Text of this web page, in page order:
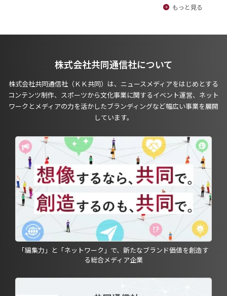
もっと見る
株式会社共同通信社について
株式会社共同通信社（ＫＫ共同）は、ニュースメディアをはじめとする
コンテンツ制作、スポーツから文化事業に関するイベント運営、ネット
ワークとメディアの力を活かしたブランディングなど幅広い事業を展開
しています。
「編集力」と「ネットワーク」で、新たなブランド価値を創造す
る総合メディア企業